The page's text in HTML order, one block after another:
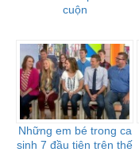
cuộn
Những em bé trong ca
sinh 7 đầu tiên trên thế